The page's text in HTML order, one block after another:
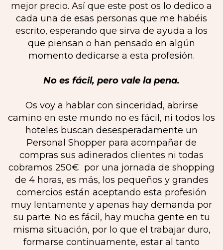
mejor precio. Así que este post os lo dedico a
cada una de esas personas que me habéis
escrito, esperando que sirva de ayuda a los
que piensan o han pensado en algún
momento dedicarse a esta profesión.
No es fácil, pero vale la pena.
Os voy a hablar con sinceridad, abrirse
camino en este mundo no es fácil, ni todos los
hoteles buscan desesperadamente un
Personal Shopper para acompañar de
compras sus adinerados clientes ni todas
cobramos 250€ por una jornada de shopping
de 4 horas, es más, los pequeños y grandes
comercios están aceptando esta profesión
muy lentamente y apenas hay demanda por
su parte. No es fácil, hay mucha gente en tu
misma situación, por lo que el trabajar duro,
formarse continuamente, estar al tanto